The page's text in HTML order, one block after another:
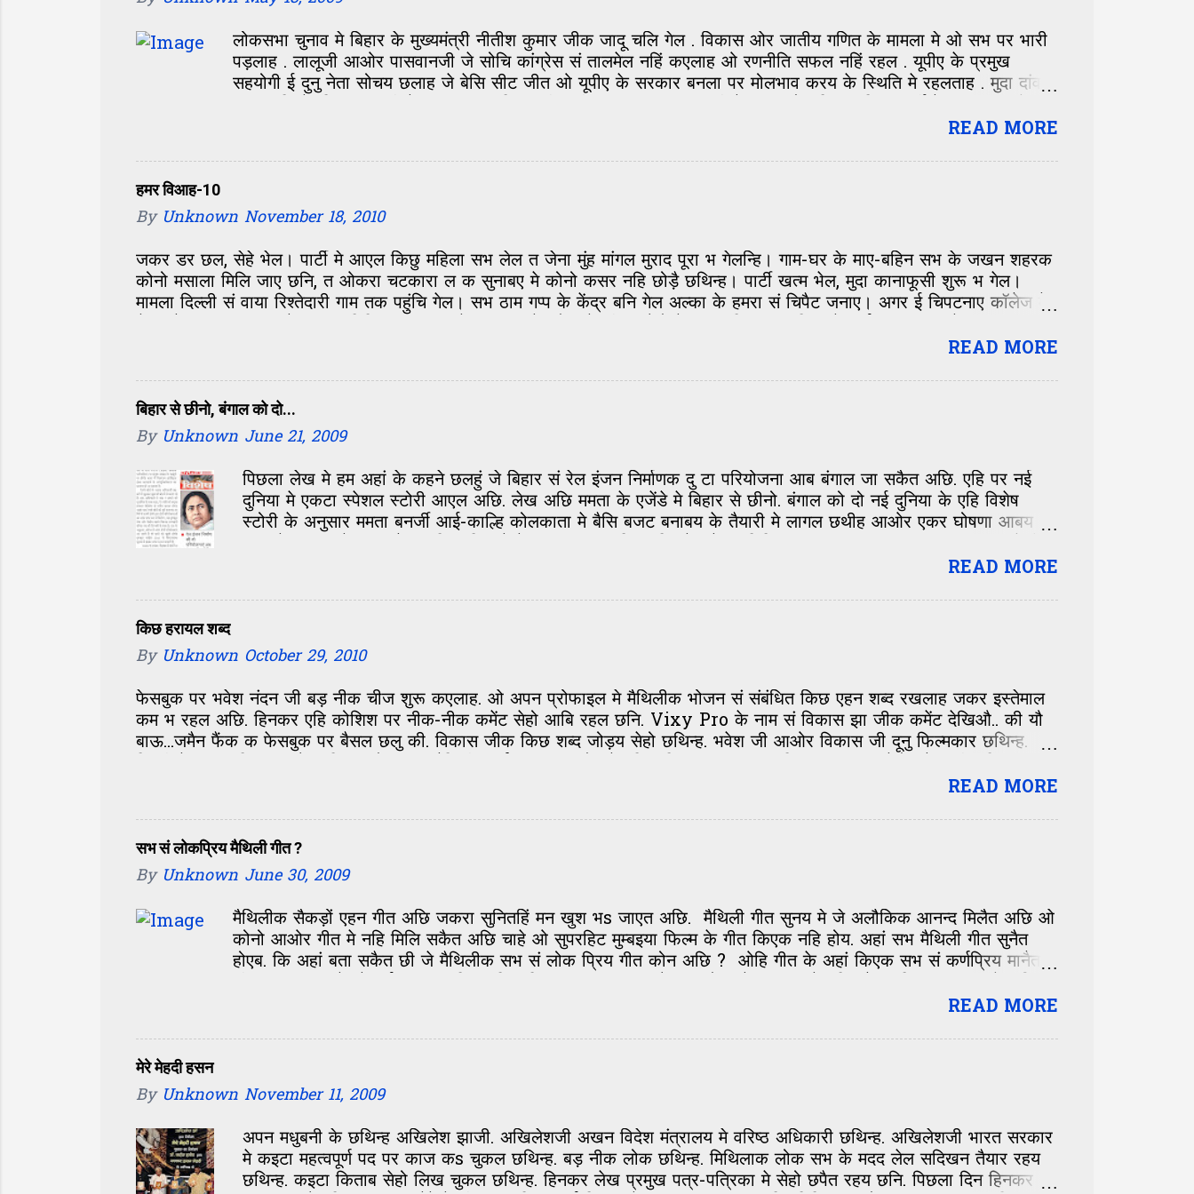
लोकसभा चुनाव मे बिहार के मुख्यमंत्री नीतीश कुमार जीक जादू चलि गेल . विकास ओर जातीय गणित के मामला मे ओ सभ पर भारी
पड़लाह . लालूजी आओर पासवानजी जे सोचि कांग्रेस सं तालमेल नहिं कएलाह ओ रणनीति सफल नहिं रहल . यूपीए के प्रमुख
सहयोगी ई दुनु नेता सोचय छलाह जे बेसि सीट जीत ओ यूपीए के सरकार बनला पर मोलभाव करय के स्थिति मे रहलताह . मुदा दांव
आब जखन केंद्र मे एक बेर फेर सं यूपीए आबि गेल अछि . सभ सं बड़का सवाल ई अछि जे कि ई बिहार के लेल नीक अछि ? कि
कि पिछला सरकार मे जे काज शुरू भेल छल ओ चलैत रहत आ ओकरा पर ...
READ MORE
हमर विआह-10
By Unknown November 18, 2010
जकर डर छल, सेहे भेल। पार्टी मे आएल किछु महिला सभ लेल त जेना मुंह मांगल मुराद पूरा भ गेलन्हि। गाम-घर के माए-बहिन सभ के जखन शहरक
कोनो मसाला मिलि जाए छनि, त ओकरा चटकारा ल क सुनाबए मे कोनो कसर नहि छोड़ै छथिन्ह। पार्टी खत्म भेल, मुदा कानाफूसी शुरू भ गेल।
मामला दिल्ली सं वाया रिश्तेदारी गाम तक पहुंचि गेल। सभ ठाम गप्प के केंद्र बनि गेल अल्का के हमरा सं चिपैट जनाए। अगर ई चिपटनाए कॉलेज मे
कठिन छल। एक सं दोसरा, दोसरा सं तेसरा—बात फैलैत-फैलैत हमर गाम तक पहुंचि गेल। मां-बाबूजी के कान मे सेहो पड़ि गेल। पंडित जी के कान
भड़काबय के जतेक कोशिश होएत अछि, सब करय लगलाह। मुदा बाबूजी संयमित स्वर मे पंडित जी से कहलखिन्ह- एक त हमर बेटा चिपटल नहि,
दोसर ओ लड़की विआहल छथीह, नीक परिवार के छथीह, आओर दिल्ली मे पढ़ि-लिखि क अमेरिका मे रहय छथीह। जतए गला मिलनाए साधारण बात
छी। दून...
READ MORE
बिहार से छीनो, बंगाल को दो...
By Unknown June 21, 2009
पिछला लेख मे हम अहां के कहने छलहुं जे बिहार सं रेल इंजन निर्माणक दु टा परियोजना आब बंगाल जा सकैत अछि. एहि पर नई
दुनिया मे एकटा स्पेशल स्टोरी आएल अछि. लेख अछि ममता के एजेंडे मे बिहार से छीनो. बंगाल को दो नई दुनिया के एहि विशेष
स्टोरी के अनुसार ममता बनर्जी आई-काल्हि कोलकाता मे बैसि बजट बनाबय के तैयारी मे लागल छथीह आओर एकर घोषणा आबय
आएल छल. आओर जखन हम एहि पर बिहार के झटका लिखलहुं त लोक सभ कहय लगलाह अहां अनेरो बात के तूल द रहल छी.
आलस्यपन के फायदा उठा सभ प्रोजेक्ट अपना ठाम लs जएताह. तखन हाथ मलैत रहब. आबो जागु नहिं त सुतले कि आओर जागले
अभियान चलाउ. अपन राय राखु... अपन विरोध जताउ.
READ MORE
किछ हरायल शब्द
By Unknown October 29, 2010
फेसबुक पर भवेश नंदन जी बड़ नीक चीज शुरू कएलाह. ओ अपन प्रोफाइल मे मैथिलीक भोजन सं संबंधित किछ एहन शब्द रखलाह जकर इस्तेमाल
कम भ रहल अछि. हिनकर एहि कोशिश पर नीक-नीक कमेंट सेहो आबि रहल छनि. Vixy Pro के नाम सं विकास झा जीक कमेंट देखिऔ.. की यौ
बाऊ...जमैन फैंक क फेसबुक पर बैसल छलु की. विकास जीक किछ शब्द जोड़य सेहो छथिन्ह. भवेश जी आओर विकास जी दूनु फिल्मकार छथिन्ह.
आओर कृपा नंद झाजी जकां एहने किछ-किछ शब्द डालि एहि कड़ी के जोड़ैत रहिऔ. एहि शब्द के देखि क हम सभ गाम-घर मे वापस चलि जाए छी. ई
सोहारी (Bread), रामतरोई (Ladyfinger) , भांटा (Brinjal), भंसा घर' (Kitchen) , भानस (Cooking) , करछ (Serving
spoon/Laddle), चंगेरा (Flatten Bamboo Basket) , रही(Blender) , गीरनाई (Gobble), झोर (Gravy) , संतोला (Orange), सियो
(Apple), लेमनचूस (Candy...
READ MORE
सभ सं लोकप्रिय मैथिली गीत ?
By Unknown June 30, 2009
मैथिलीक सैकड़ों एहन गीत अछि जकरा सुनितहिं मन खुश भs जाएत अछि. मैथिली गीत सुनय मे जे अलौकिक आनन्द मिलैत अछि ओ
कोनो आओर गीत मे नहि मिलि सकैत अछि चाहे ओ सुपरहिट मुम्बइया फिल्म के गीत किएक नहि होय. अहां सभ मैथिली गीत सुनैत
होएब. कि अहां बता सकैत छी जे मैथिलीक सभ सं लोक प्रिय गीत कोन अछि ? ओहि गीत के अहां किएक सभ सं कर्णप्रिय मानैत
सवाल बड़ महत्व राखैत अछि. अहां के एहि सवाल के जवाब सं कतेक लोक के कई तरहक गीत के बारे मे जानय लेल मिलतन्हि.
गीत के नाम कमेंट वाला लिंक के क्लिक क लिख भेजु. कमेंट वाला मे कोनो परेशानी होए त ओहि मे बॉक्स के ऊपर मे एकटा आओर
लिखि हमरा hellomithilaa@gmail.com पर मेल क s दिअ. धन...
READ MORE
मेरे मेहदी हसन
By Unknown November 11, 2009
अपन मधुबनी के छथिन्ह अखिलेश झाजी. अखिलेशजी अखन विदेश मंत्रालय मे वरिष्ठ अधिकारी छथिन्ह. अखिलेशजी भारत सरकार
मे कइटा महत्वपूर्ण पद पर काज कs चुकल छथिन्ह. बड़ नीक लोक छथिन्ह. मिथिलाक लोक सभ के मदद लेल सदिखन तैयार रहय
छथिन्ह. कइटा किताब सेहो लिख चुकल छथिन्ह. हिनकर लेख प्रमुख पत्र-पत्रिका मे सेहो छपैत रहय छनि. पिछला दिन हिनकर